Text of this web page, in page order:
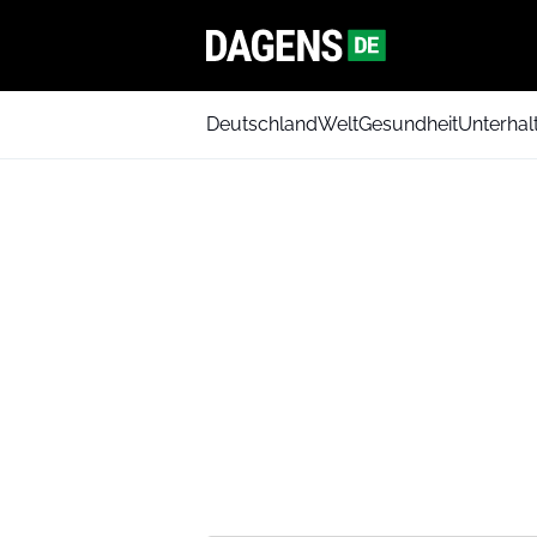
DeutschlandWeltGesundheit